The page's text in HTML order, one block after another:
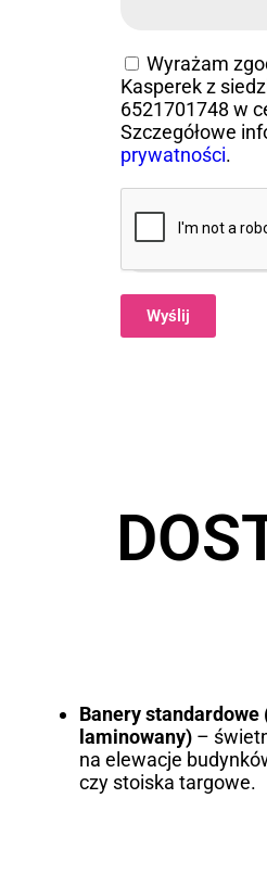
Wyrażam
Kasperek z
6521701748 w
Szczegółowe
prywatności.
Wyślij
Banery
laminowany) –
na elewacje
czy stoiska targowe.